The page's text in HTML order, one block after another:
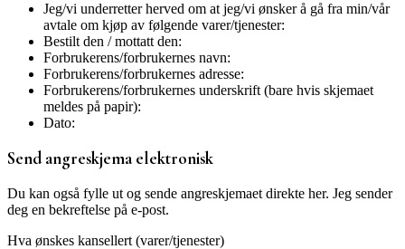
Jeg/vi underretter herved om at jeg/vi ønsker å gå fra min/vår
avtale om kjøp av følgende varer/tjenester:
Bestilt den / mottatt den:
Forbrukerens/forbrukernes navn:
Forbrukerens/forbrukernes adresse:
Forbrukerens/forbrukernes underskrift (bare hvis skjemaet
meldes på papir):
Dato:
Send angreskjema elektronisk
Du kan også fylle ut og sende angreskjemaet direkte her. Jeg sender
deg en bekreftelse på e-post.
Hva ønskes kansellert (varer/tjenester)